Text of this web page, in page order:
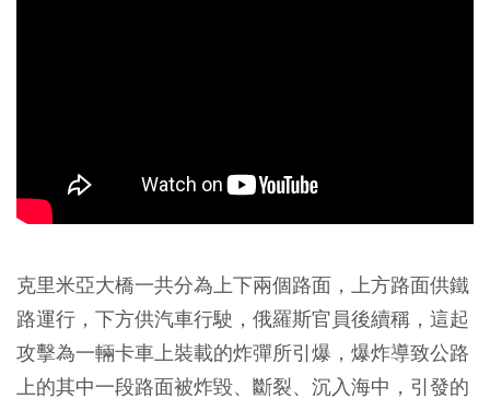
克里米亞大橋一共分為上下兩個路面，上方路面供鐵
路運行，下方供汽車行駛，俄羅斯官員後續稱，這起
攻擊為一輛卡車上裝載的炸彈所引爆，爆炸導致公路
上的其中一段路面被炸毀、斷裂、沉入海中，引發的